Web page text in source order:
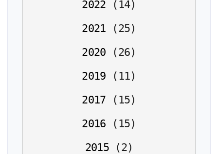
2022
( 14)
2021
(25)
2020
(26)
2019
( 11)
2017
( 15)
2016
( 15)
2015
(2)